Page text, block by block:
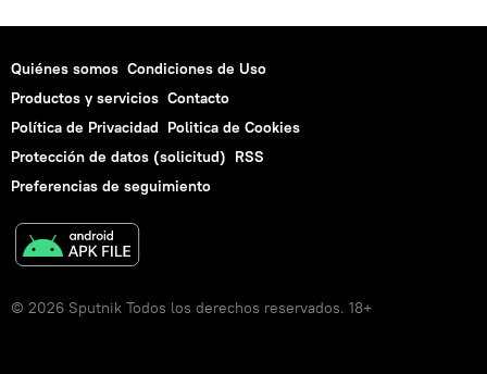
Quiénes somos Condiciones de Uso
Productos y servicios Contacto
Política de Privacidad Politica de Cookies
Protección de datos (solicitud) RSS
Preferencias de seguimiento
© 2026 Sputnik Todos los derechos reservados. 18+